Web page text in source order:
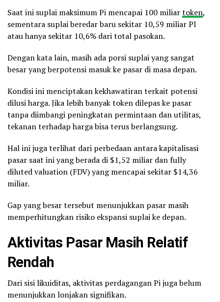
Saat ini suplai maksimum Pi mencapai 100 miliartoken,
sementara suplai beredar baru sekitar 10,59 miliar PI
atau hanya sekitar 10,6% dari total pasokan.
Dengan kata lain, masih ada porsi suplai yang sangat
besar yang berpotensi masuk ke pasar di masa depan.
Kondisi ini menciptakan kekhawatiran terkait potensi
dilusi harga. Jika lebih banyak token dilepas ke pasar
tanpa diimbangi peningkatan permintaan dan utilitas,
tekanan terhadap harga bisa terus berlangsung.
Hal ini juga terlihat dari perbedaan antara kapitalisasi
pasar saat ini yang berada di $1,52 miliar dan fully
diluted valuation (FDV) yang mencapai sekitar $14,36
miliar.
Gap yang besar tersebut menunjukkan pasar masih
memperhitungkan risiko ekspansi suplai ke depan.
Aktivitas Pasar Masih Relatif
Rendah
Dari sisi likuiditas, aktivitas perdagangan Pi juga belum
menunjukkan lonjakan signifikan.